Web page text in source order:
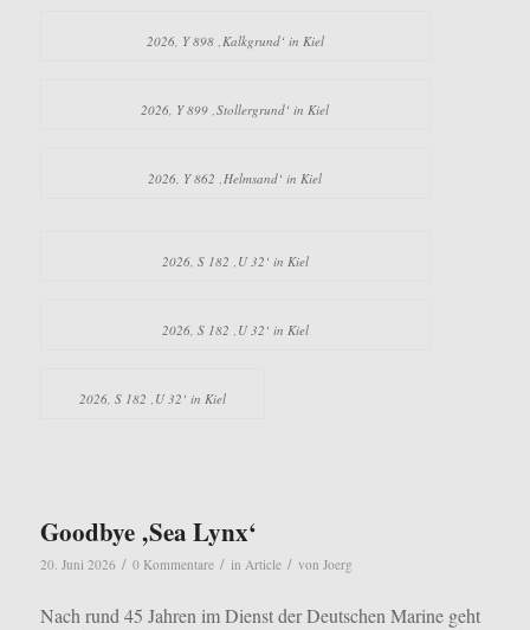
2026, Y 898 ‚Kalkgrund‘ in Kiel
2026, Y 899 ‚Stollergrund‘ in Kiel
2026, Y 862 ‚Helmsand‘ in Kiel
2026, S 182 ‚U 32‘ in Kiel
2026, S 182 ‚U 32‘ in Kiel
2026, S 182 ‚U 32‘ in Kiel
Goodbye ‚Sea Lynx‘
20. Juni 2026 / 0 Kommentare / in Article / von Joerg
Nach rund 45 Jahren im Dienst der Deutschen Marine geht